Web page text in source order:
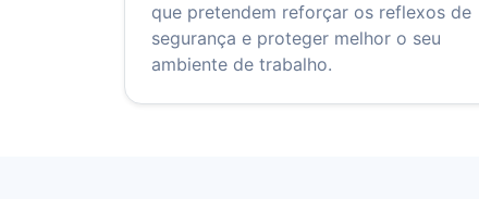
que pretendem reforçar os reflexos de
segurança e proteger melhor o seu
ambiente de trabalho.